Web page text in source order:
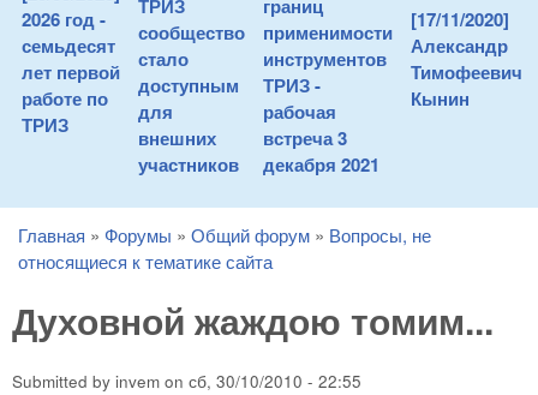
2026 год -
семьдесят
лет первой
работе по
ТРИЗ
ТРИЗ
сообщество
стало
доступным
для
внешних
участников
границ
применимости
инструментов
ТРИЗ -
рабочая
встреча 3
декабря 2021
[17/11/2020]
Александр
Тимофеевич
Кынин
You are here
Главная » Форумы » Общий форум » Вопросы, не
относящиеся к тематике сайта
Духовной жаждою томим...
Submitted by invem on сб, 30/10/2010 - 22:55